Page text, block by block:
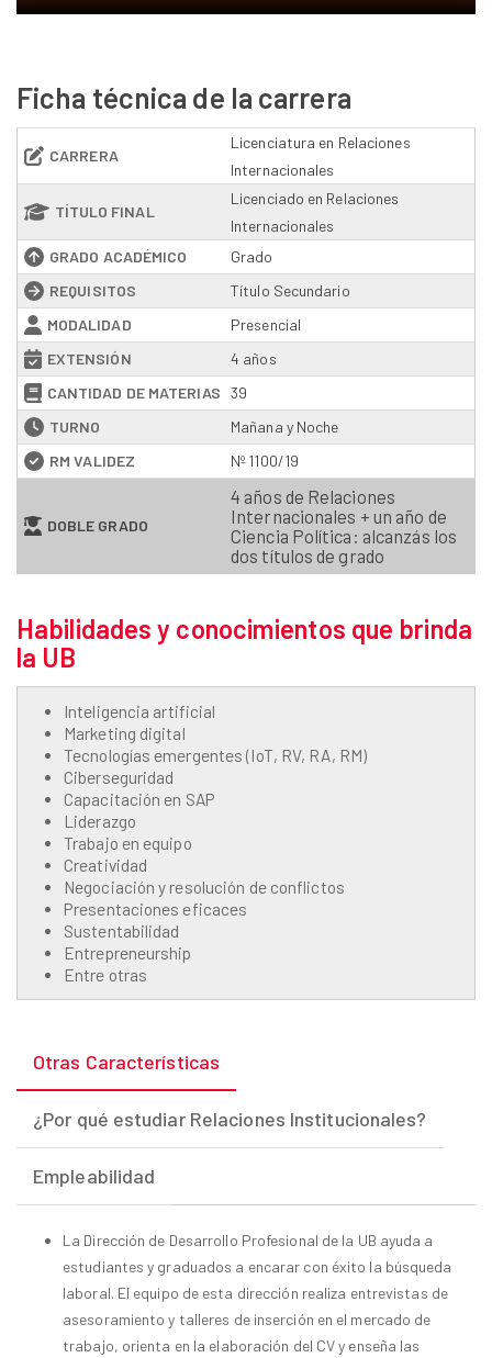
Ficha técnica de la carrera
CARRERA
Licenciatura en Relaciones
Internacionales
TÍTULO FINAL
Licenciado en Relaciones
Internacionales
GRADO ACADÉMICO
Grado
REQUISITOS
Título Secundario
MODALIDAD
Presencial
EXTENSIÓN
4 años
CANTIDAD DE MATERIAS 39
TURNO
Mañana y Noche
RM VALIDEZ
Nº 1100/19
DOBLE GRADO
4 años de Relaciones
Internacionales + un año de
Ciencia Política: alcanzás los
dos títulos de grado
Habilidades y conocimientos que brinda
la UB
Inteligencia artificial
Marketing digital
Tecnologías emergentes (IoT, RV, RA, RM)
Ciberseguridad
Capacitación en SAP
Liderazgo
Trabajo en equipo
Creatividad
Negociación y resolución de conflictos
Presentaciones eficaces
Sustentabilidad
Entrepreneurship
Entre otras
Otras Características
¿Por qué estudiar Relaciones Institucionales?
Empleabilidad
La Dirección de Desarrollo Profesional de la UB ayuda a
estudiantes y graduados a encarar con éxito la búsqueda
laboral. El equipo de esta dirección realiza entrevistas de
asesoramiento y talleres de inserción en el mercado de
trabajo, orienta en la elaboración del CV y enseña las